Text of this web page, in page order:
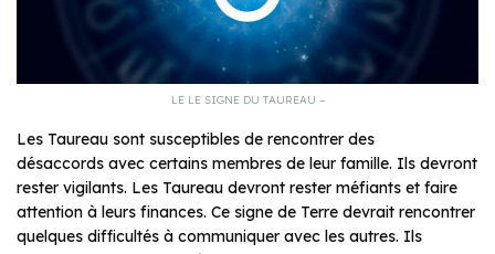
LE LE SIGNE DU TAUREAU –
Les Taureau sont susceptibles de rencontrer des
désaccords avec certains membres de leur famille. Ils devront
rester vigilants. Les Taureau devront rester méfiants et faire
attention à leurs finances. Ce signe de Terre devrait rencontrer
quelques difficultés à communiquer avec les autres. Ils